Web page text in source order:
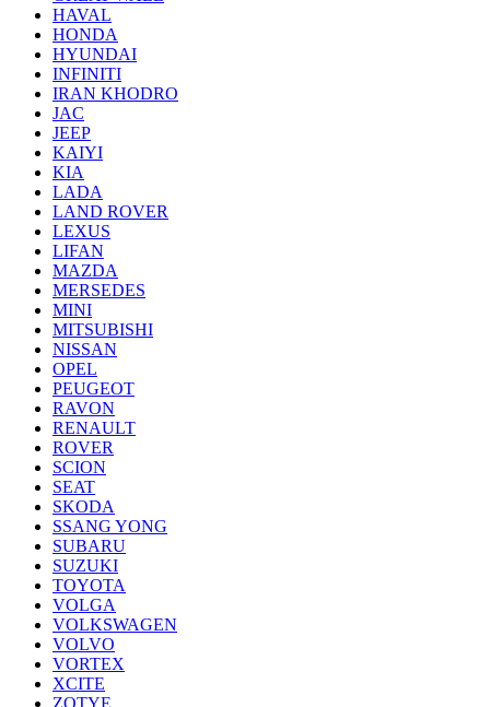
HAVAL
HONDA
HYUNDAI
INFINITI
IRAN KHODRO
JAC
JEEP
KAIYI
KIA
LADA
LAND ROVER
LEXUS
LIFAN
MAZDA
MERSEDES
MINI
MITSUBISHI
NISSAN
OPEL
PEUGEOT
RAVON
RENAULT
ROVER
SCION
SEAT
SKODA
SSANG YONG
SUBARU
SUZUKI
TOYOTA
VOLGA
VOLKSWAGEN
VOLVO
VORTEX
XCITE
ZOTYE